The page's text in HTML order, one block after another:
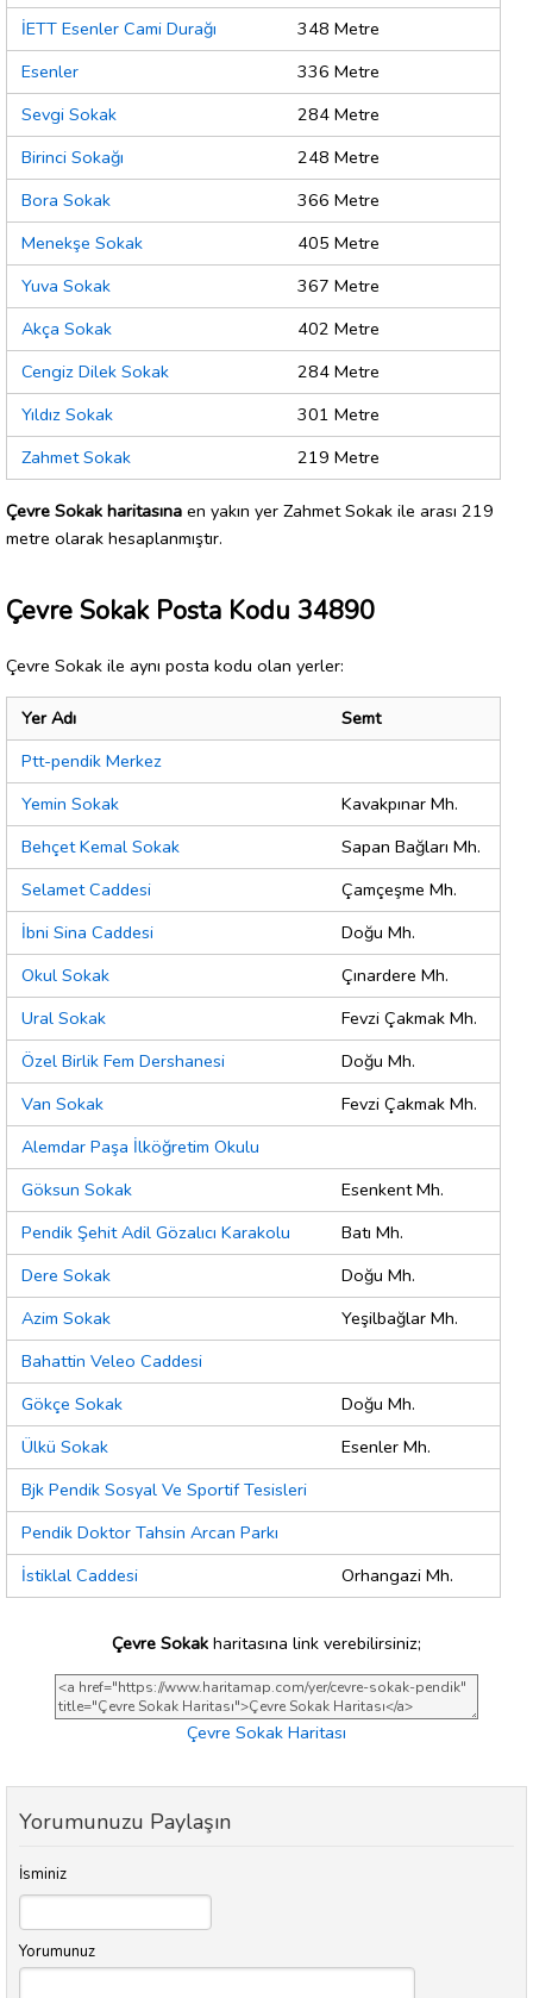
İETT Esenler Cami Durağı
348 Metre
Esenler
336 Metre
Sevgi Sokak
284 Metre
Birinci Sokağı
248 Metre
Bora Sokak
366 Metre
Menekşe Sokak
405 Metre
Yuva Sokak
367 Metre
Akça Sokak
402 Metre
Cengiz Dilek Sokak
284 Metre
Yıldız Sokak
301 Metre
Zahmet Sokak
219 Metre
Çevre Sokak haritasına en yakın yer Zahmet Sokak ile arası 219
metre olarak hesaplanmıştır.
Çevre Sokak Posta Kodu 34890
Çevre Sokak ile aynı posta kodu olan yerler:
Yer Adı
Semt
Ptt-pendik Merkez
Yemin Sokak
Kavakpınar Mh.
Behçet Kemal Sokak
Sapan Bağları Mh.
Selamet Caddesi
Çamçeşme Mh.
İbni Sina Caddesi
Doğu Mh.
Okul Sokak
Çınardere Mh.
Ural Sokak
Fevzi Çakmak Mh.
Özel Birlik Fem Dershanesi
Doğu Mh.
Van Sokak
Fevzi Çakmak Mh.
Alemdar Paşa İlköğretim Okulu
Göksun Sokak
Esenkent Mh.
Pendik Şehit Adil Gözalıcı Karakolu
Batı Mh.
Dere Sokak
Doğu Mh.
Azim Sokak
Yeşilbağlar Mh.
Bahattin Veleo Caddesi
Gökçe Sokak
Doğu Mh.
Ülkü Sokak
Esenler Mh.
Bjk Pendik Sosyal Ve Sportif Tesisleri
Pendik Doktor Tahsin Arcan Parkı
İstiklal Caddesi
Orhangazi Mh.
Çevre Sokak haritasına link verebilirsiniz;
Çevre Sokak Haritası
Yorumunuzu Paylaşın
İsminiz
Yorumunuz